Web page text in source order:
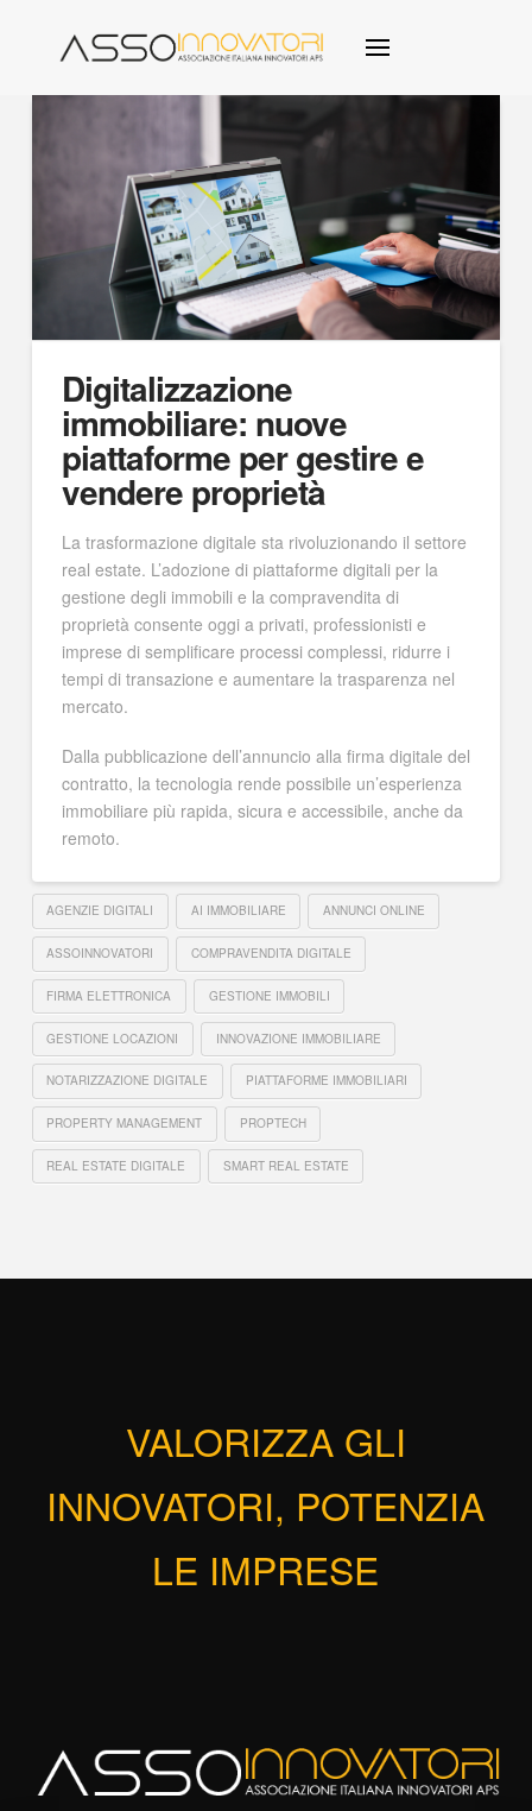
Digitalizzazione
immobiliare: nuove
piattaforme per gestire e
vendere proprietà
La trasformazione digitale sta rivoluzionando il settore
real estate. L’adozione di piattaforme digitali per la
gestione degli immobili e la compravendita di
proprietà consente oggi a privati, professionisti e
imprese di semplificare processi complessi, ridurre i
tempi di transazione e aumentare la trasparenza nel
mercato.
Dalla pubblicazione dell’annuncio alla firma digitale del
contratto, la tecnologia rende possibile un’esperienza
immobiliare più rapida, sicura e accessibile, anche da
remoto.
AGENZIE DIGITALI AI IMMOBILIARE ANNUNCI ONLINE
ASSOINNOVATORI COMPRAVENDITA DIGITALE
FIRMA ELETTRONICA GESTIONE IMMOBILI
GESTIONE LOCAZIONI INNOVAZIONE IMMOBILIARE
NOTARIZZAZIONE DIGITALE PIATTAFORME IMMOBILIARI
PROPERTY MANAGEMENT PROPTECH
REAL ESTATE DIGITALE SMART REAL ESTATE
VALORIZZA GLI
INNOVATORI, POTENZIA
LE IMPRESE